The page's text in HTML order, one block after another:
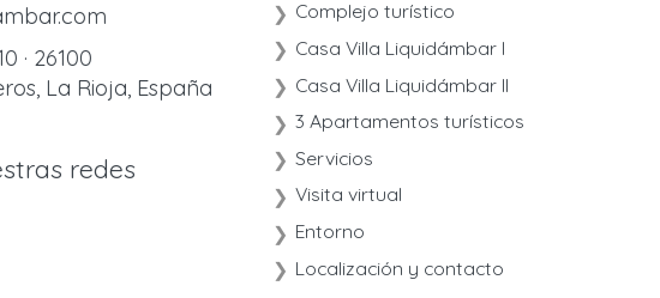
· 26100
La Rioja, España
redes
Complejo turístico
Casa Villa Liquidámbar I
Casa Villa Liquidámbar II
3 Apartamentos turísticos
Servicios
Visita virtual
Entorno
Localización y contacto